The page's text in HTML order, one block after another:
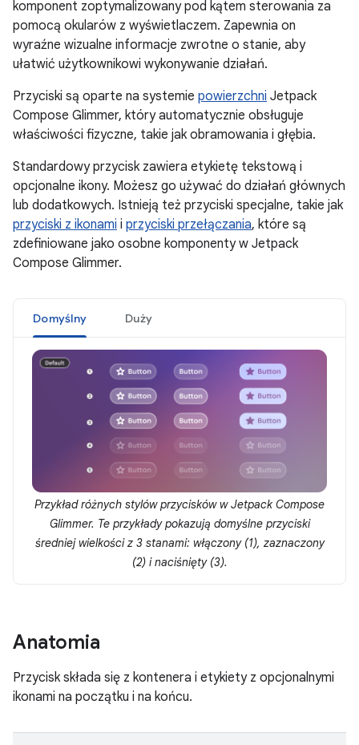
komponent zoptymalizowany pod kątem sterowania za
pomocą okularów z wyświetlaczem. Zapewnia on
wyraźne wizualne informacje zwrotne o stanie, aby
ułatwić użytkownikowi wykonywanie działań.
Przyciski są oparte na systemie powierzchni Jetpack
Compose Glimmer, który automatycznie obsługuje
właściwości fizyczne, takie jak obramowania i głębia.
Standardowy przycisk zawiera etykietę tekstową i
opcjonalne ikony. Możesz go używać do działań głównych
lub dodatkowych. Istnieją też przyciski specjalne, takie jak
przyciski z ikonami i przyciski przełączania, które są
zdefiniowane jako osobne komponenty w Jetpack
Compose Glimmer.
Domyślny Duży
Przykład różnych stylów przycisków w Jetpack Compose
Glimmer. Te przykłady pokazują domyślne przyciski
średniej wielkości z 3 stanami: włączony (1), zaznaczony
(2) i naciśnięty (3).
Anatomia
Przycisk składa się z kontenera i etykiety z opcjonalnymi
ikonami na początku i na końcu.